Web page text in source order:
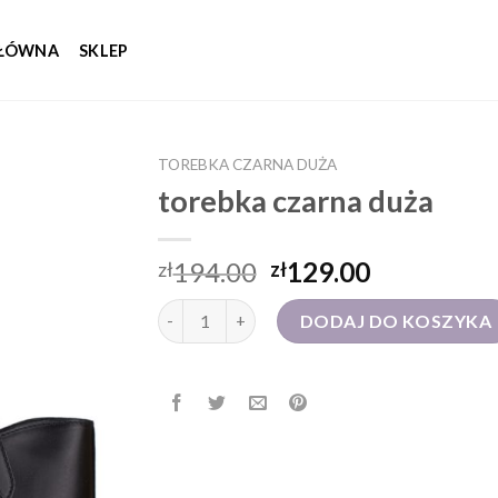
SKLEP
TOREBKA CZARNA DUŻA
torebka czarna duża
zł194.00 zł129.00
ilość torebka czarna dużaDODAJ DO KOSZYKA